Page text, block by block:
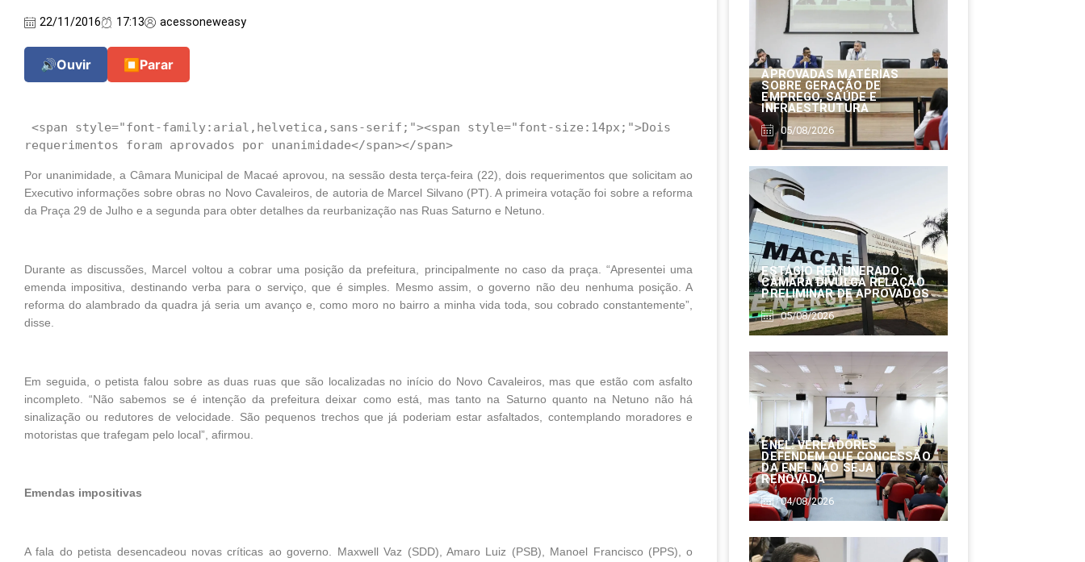
22/11/2016 17:13 acessoneweasy
🔊Ouvir ⏹ Parar
Por unanimidade, a Câmara Municipal de Macaé aprovou, na sessão desta terça-feira (22), dois requerimentos que solicitam ao
Executivo informações sobre obras no Novo Cavaleiros, de autoria de Marcel Silvano (PT). A primeira votação foi sobre a reforma
da Praça 29 de Julho e a segunda para obter detalhes da reurbanização nas Ruas Saturno e Netuno.
Durante as discussões, Marcel voltou a cobrar uma posição da prefeitura, principalmente no caso da praça. “Apresentei uma
emenda impositiva, destinando verba para o serviço, que é simples. Mesmo assim, o governo não deu nenhuma posição. A
reforma do alambrado da quadra já seria um avanço e, como moro no bairro a minha vida toda, sou cobrado constantemente”,
disse.
Em seguida, o petista falou sobre as duas ruas que são localizadas no início do Novo Cavaleiros, mas que estão com asfalto
incompleto. “Não sabemos se é intenção da prefeitura deixar como está, mas tanto na Saturno quanto na Netuno não há
sinalização ou redutores de velocidade. São pequenos trechos que já poderiam estar asfaltados, contemplando moradores e
motoristas que trafegam pelo local”, afirmou.
Emendas impositivas
A fala do petista desencadeou novas críticas ao governo. Maxwell Vaz (SDD), Amaro Luiz (PSB), Manoel Francisco (PPS), o
APROVADAS MATÉRIAS
SOBRE GERAÇÃO DE
EMPREGO, SAÚDE E
INFRAESTRUTURA
05/08/2026
ESTÁGIO REMUNERADO:
CÂMARA DIVULGA RELAÇÃO
PRELIMINAR DE APROVADOS
05/08/2026
ENEL: VEREADORES
DEFENDEM QUE CONCESSÃO
DA ENEL NÃO SEJA
RENOVADA
04/08/2026